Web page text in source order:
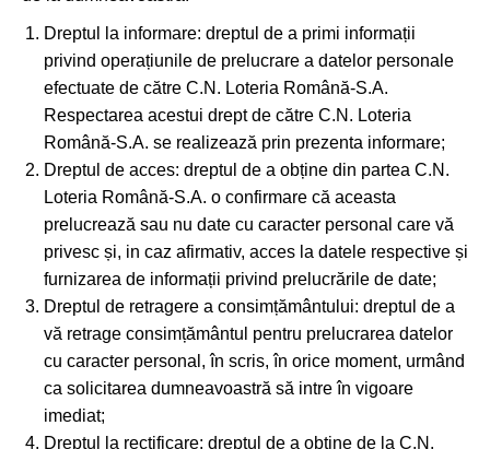
Dreptul la informare: dreptul de a primi informații
privind operațiunile de prelucrare a datelor personale
efectuate de către C.N. Loteria Română-S.A.
Respectarea acestui drept de către C.N. Loteria
Română-S.A. se realizează prin prezenta informare;
Dreptul de acces: dreptul de a obține din partea C.N.
Loteria Română-S.A. o confirmare că aceasta
prelucrează sau nu date cu caracter personal care vă
privesc și, in caz afirmativ, acces la datele respective și
furnizarea de informații privind prelucrările de date;
Dreptul de retragere a consimțământului: dreptul de a
vă retrage consimțământul pentru prelucrarea datelor
cu caracter personal, în scris, în orice moment, urmând
ca solicitarea dumneavoastră să intre în vigoare
imediat;
Dreptul la rectificare: dreptul de a obține de la C.N.